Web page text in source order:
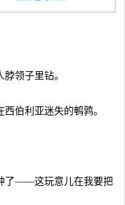
领子里钻。
伯利亚迷失的鹌鹑。
了——这玩意儿在我要把